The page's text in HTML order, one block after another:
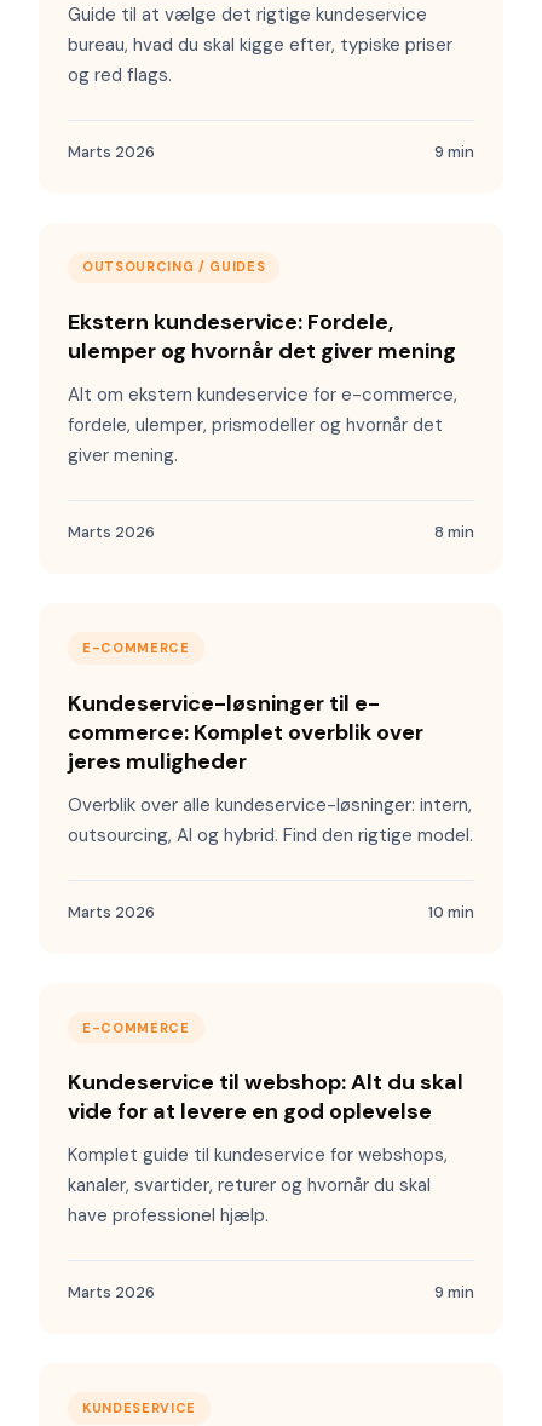
Guide til at vælge det rigtige kundeservice
bureau, hvad du skal kigge efter, typiske priser
og red flags.
Marts 2026 9 min
OUTSOURCING / GUIDES
Ekstern kundeservice: Fordele,
ulemper og hvornår det giver mening
Alt om ekstern kundeservice for e-commerce,
fordele, ulemper, prismodeller og hvornår det
giver mening.
Marts 2026 8 min
E-COMMERCE
Kundeservice-løsninger til e-
commerce: Komplet overblik over
jeres muligheder
Overblik over alle kundeservice-løsninger: intern,
outsourcing, AI og hybrid. Find den rigtige model.
Marts 2026 10 min
E-COMMERCE
Kundeservice til webshop: Alt du skal
vide for at levere en god oplevelse
Komplet guide til kundeservice for webshops,
kanaler, svartider, returer og hvornår du skal
have professionel hjælp.
Marts 2026 9 min
KUNDESERVICE